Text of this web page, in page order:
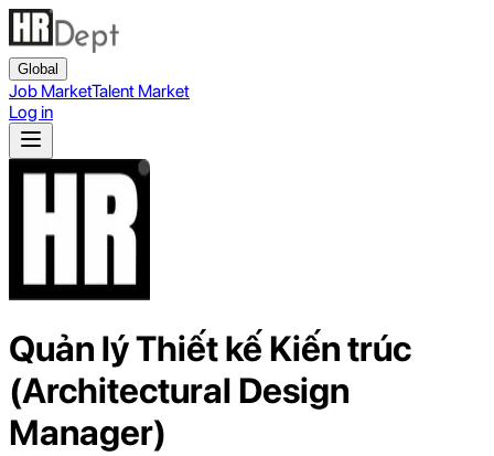
Global
Job MarketTalent Market
Log in
Quản lý Thiết kế Kiến trúc
(Architectural Design
Manager)